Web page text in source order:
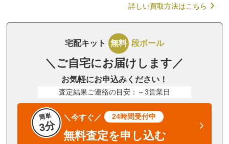
詳しい買取方法はこちら
宅配キット 無料 段ボール
＼ご自宅にお届けします／
お気軽にお申込みください！
査定結果ご連絡の目安：～3営業日
簡単
3分
＼今すぐ／ 24時間受付中
無料査定を申し込む